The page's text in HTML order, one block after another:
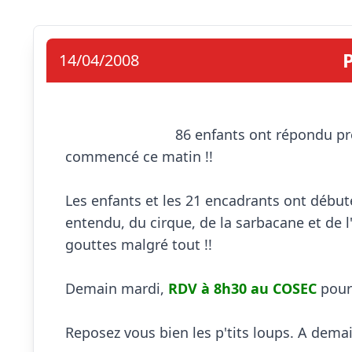
14/04/2008
commencé ce matin !!
Les enfants et les 21 encadrants ont
entendu, du cirque, de la sarbacane et
gouttes malgré tout !!
Demain mardi, RDV à 8h30 au COSEC
Reposez vous bien les p'tits